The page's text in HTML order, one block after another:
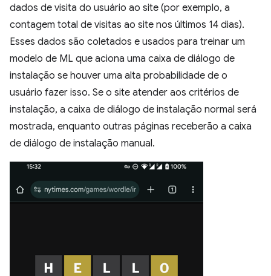
dados de visita do usuário ao site (por exemplo, a
contagem total de visitas ao site nos últimos 14 dias).
Esses dados são coletados e usados para treinar um
modelo de ML que aciona uma caixa de diálogo de
instalação se houver uma alta probabilidade de o
usuário fazer isso. Se o site atender aos critérios de
instalação, a caixa de diálogo de instalação normal será
mostrada, enquanto outras páginas receberão a caixa
de diálogo de instalação manual.